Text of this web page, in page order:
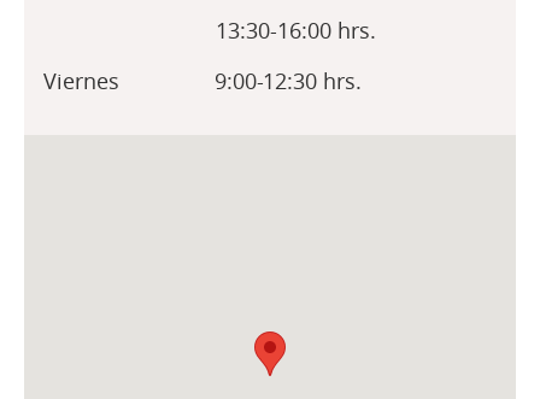
13:30-16:00 hrs.
Viernes 9:00-12:30 hrs.